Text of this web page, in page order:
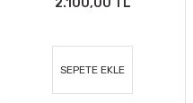
2.100,00 TL
SEPETE EKLE